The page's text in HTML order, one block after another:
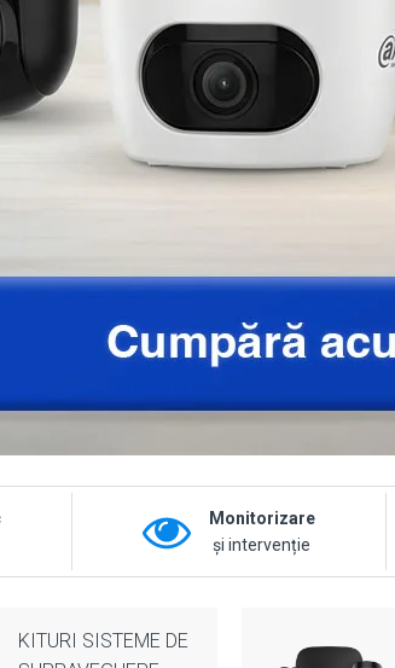
Monitorizare
și intervenție
KITURI SISTEME DE